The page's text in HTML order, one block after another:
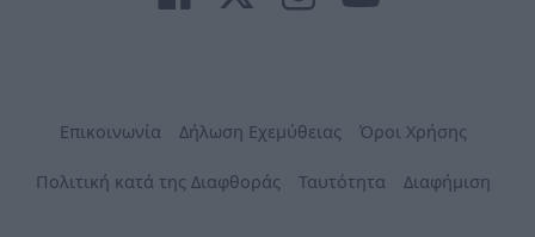
Επικοινωνία Δήλωση Εχεμύθειας Όροι Χρήσης
Πολιτική κατά της Διαφθοράς Ταυτότητα Διαφήμιση